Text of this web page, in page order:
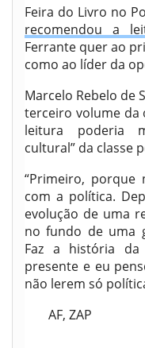
Feira do Livro no
recomendou a
Ferrante quer ao
como ao líder da
Marcelo Rebelo de
terceiro volume da
leitura poderia
cultural” da classe
“Primeiro,
com a política.
evolução de uma
no fundo de uma
Faz a história
presente e eu
não lerem só
AF, ZAP